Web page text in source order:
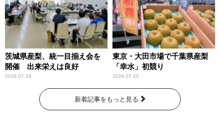
茨城県産梨、統一目揃え会を
開催 出来栄えは良好
2026.07.29
東京・大田市場で千葉県産梨
「幸水」初競り
2026.07.25
新着記事をもっと見る